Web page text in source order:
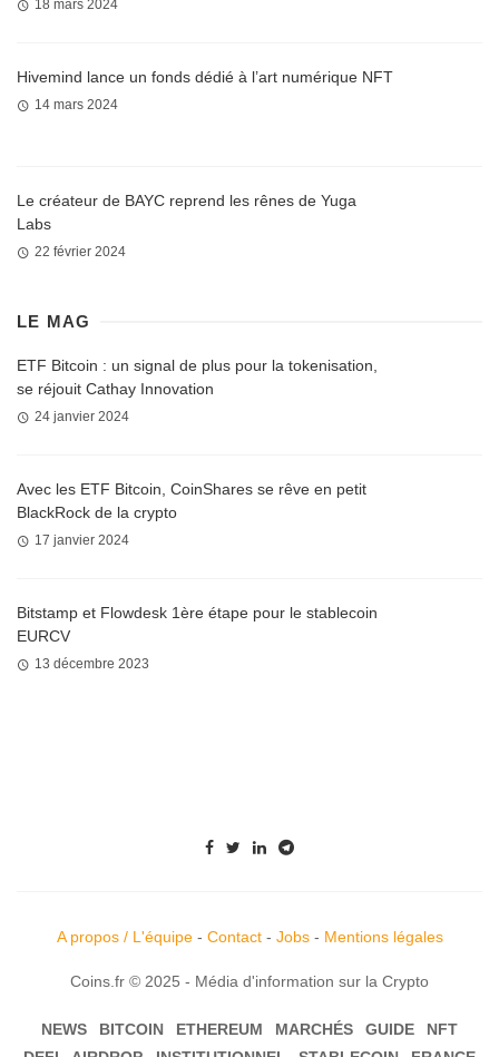
18 mars 2024
Hivemind lance un fonds dédié à l’art numérique NFT
14 mars 2024
Le créateur de BAYC reprend les rênes de Yuga
Labs
22 février 2024
LE MAG
ETF Bitcoin : un signal de plus pour la tokenisation,
se réjouit Cathay Innovation
24 janvier 2024
Avec les ETF Bitcoin, CoinShares se rêve en petit
BlackRock de la crypto
17 janvier 2024
Bitstamp et Flowdesk 1ère étape pour le stablecoin
EURCV
13 décembre 2023
A propos / L'équipe- Contact- Jobs- Mentions légales
Coins.fr © 2025 - Média d'information sur la Crypto
NEWS BITCOIN ETHEREUM MARCHÉS GUIDE
NFT